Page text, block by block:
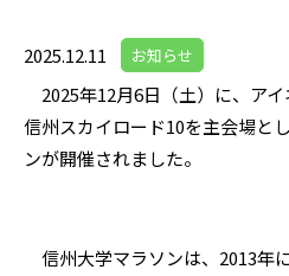
2025.12.11 お知らせ
2025年12月6日（土）に、ア
信州スカイロード10を主会場と
ンが開催されました。
信州大学マラソンは、2013年